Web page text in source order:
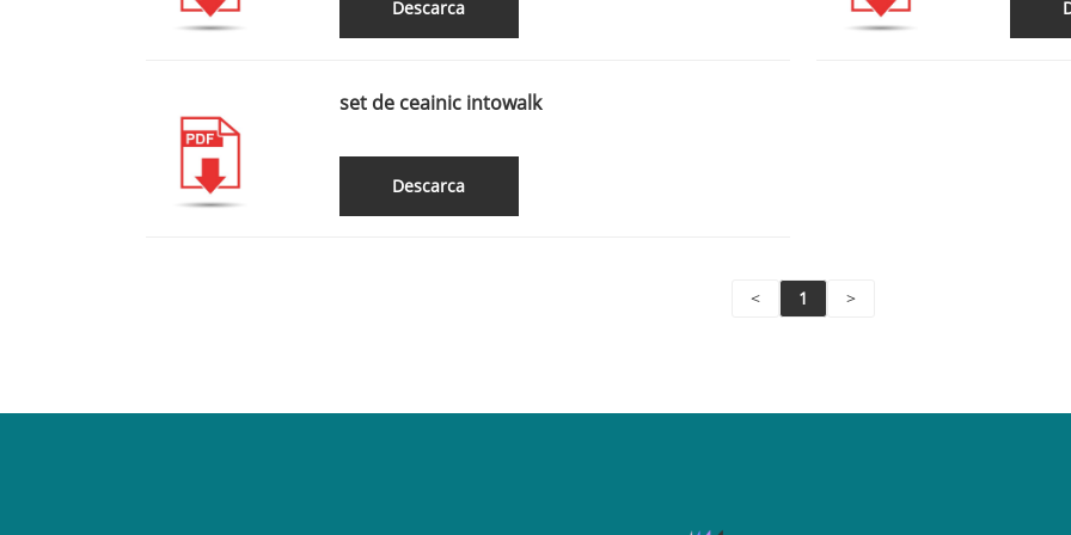
Descarca
set de ceainic intowalk
Descarca
< 1 >